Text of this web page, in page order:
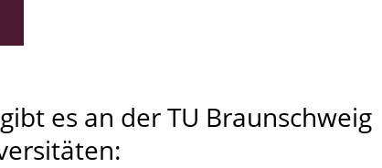
es an der TU Braunschweig